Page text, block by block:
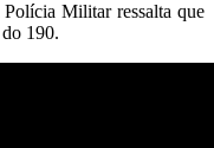
Militar ressalta que
190.